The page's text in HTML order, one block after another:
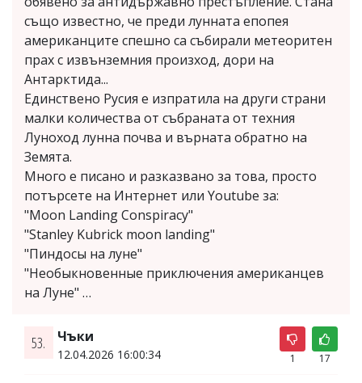
също известно, че преди лунната епопея
американците спешно са събирали метеоритен
прах с извънземния произход, дори на
Антарктида...
Единствено Русия е изпратила на други страни
малки количества от събраната от техния
Луноход лунна почва и върната обратно на
Земята.
Много е писано и разказвано за това, просто
потърсете на Интернет или Youtube за:
"Moon Landing Conspiracy"
"Stanley Kubrick moon landing"
"Пиндосы на луне"
"Необыкновенные приключения американцев
на Луне" …
53. Чъки
12.04.2026 16:00:34 1 17